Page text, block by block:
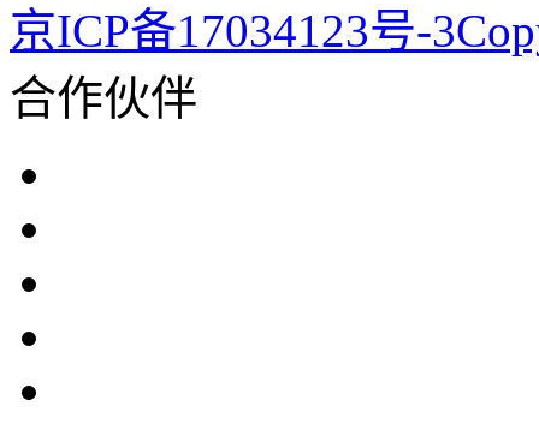
京ICP备17034123号-
合作伙伴